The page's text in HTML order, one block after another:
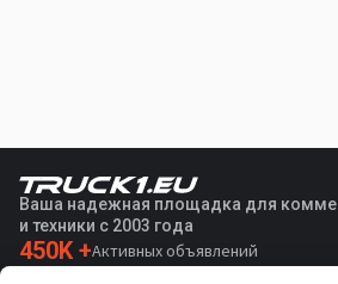
Ваша надежная площадка для
и техники с 2003 года
450K +Активных объявлений